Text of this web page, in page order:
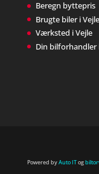
Beregn byttepris
Brugte biler i Vejle
Værksted i Vejle
Din bilforhandler
Powered byAuto ITog